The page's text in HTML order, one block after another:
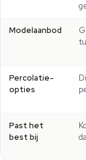
Modelaanbod
Percolatie-
opties
Past het
best bij